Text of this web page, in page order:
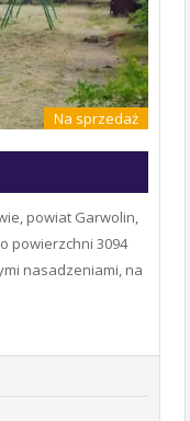
Na sprzedaż
powiat Garwolin,
powierzchni 3094
nasadzeniami, na